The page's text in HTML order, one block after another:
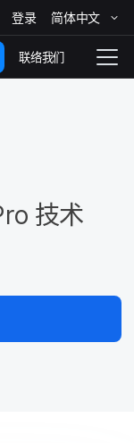
简体​中文
拨
动
联络我们
技术​